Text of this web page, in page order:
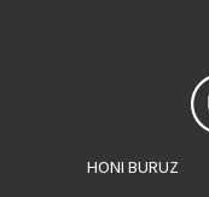
HONI BURUZ